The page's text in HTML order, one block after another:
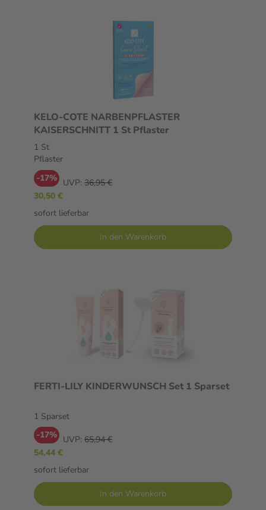
KELO-COTE NARBENPFLASTER
KAISERSCHNITT 1 St Pflaster
1 St
Pflaster
-17% UVP: 36,95 €
30,50 €
sofort lieferbar
In den Warenkorb
FERTI-LILY KINDERWUNSCH Set 1 Sparset
1 Sparset
-17% UVP: 65,94 €
54,44 €
sofort lieferbar
In den Warenkorb